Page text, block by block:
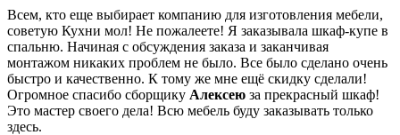
Всем, кто еще выбирает компанию для изготовления мебели,
советую Кухни мол! Не пожалеете! Я заказывала шкаф-купе в
спальню. Начиная с обсуждения заказа и заканчивая
монтажом никаких проблем не было. Все было сделано очень
быстро и качественно. К тому же мне ещё скидку сделали!
Огромное спасибо сборщику Алексею за прекрасный шкаф!
Это мастер своего дела! Всю мебель буду заказывать только
здесь.